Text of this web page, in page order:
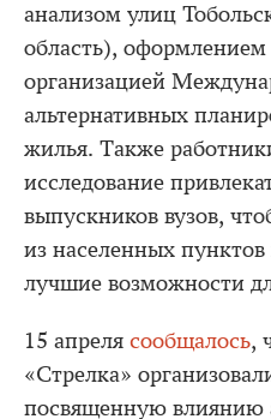
анализом улиц
область), оформлением
организацией
альтернативных
жилья. Также
исследование
выпускников вузов,
из населенных
лучшие возможности
15 апреля сообщалось,
«Стрелка»
посвященную влиянию